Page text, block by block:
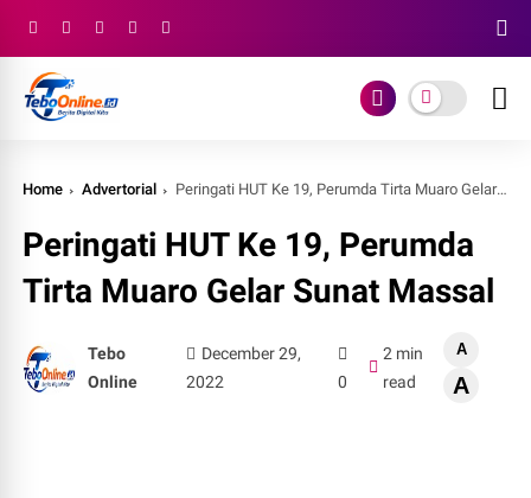
Home Advertorial Peringati HUT Ke 19, Perumda Tirta Muaro Gelar Sunat Massal
Peringati HUT Ke 19, Perumda
Tirta Muaro Gelar Sunat Massal
Tebo
Online
December 29,
2022
0
2 min
read
A
A